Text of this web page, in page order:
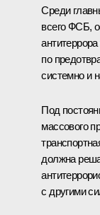
Среди
всего ФСБ,
по
системно и
Под
массового
должна
с другими